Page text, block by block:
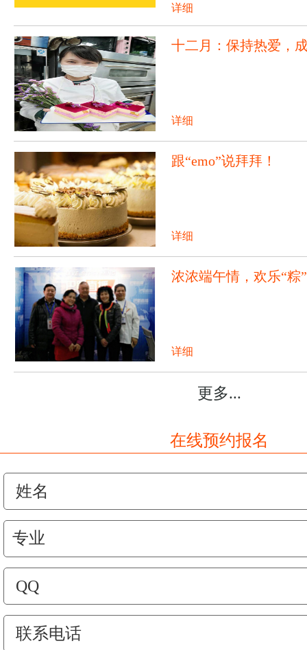
详细
十二月：保持热爱，
详细
跟“emo”说拜拜！
详细
浓浓端午情，欢乐“
详细
更多...
在线预约报名